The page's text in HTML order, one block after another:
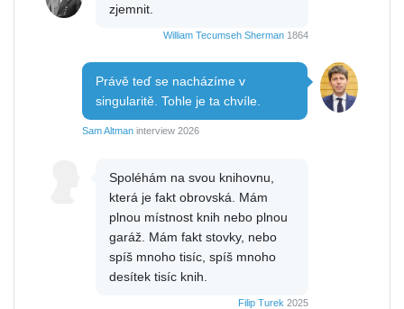
zjemnit.
William Tecumseh Sherman 1864
Právě teď se nacházíme v
singularitě. Tohle je ta chvíle.
Sam Altman interview 2026
Spoléhám na svou knihovnu,
která je fakt obrovská. Mám
plnou místnost knih nebo plnou
garáž. Mám fakt stovky, nebo
spíš mnoho tisíc, spíš mnoho
desítek tisíc knih.
Filip Turek 2025